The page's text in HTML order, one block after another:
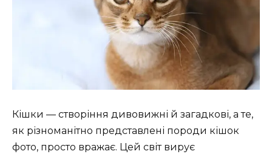
Кішки — створіння дивовижні й загадкові, а те,
як різноманітно представлені породи кішок
фото, просто вражає. Цей світ вирує